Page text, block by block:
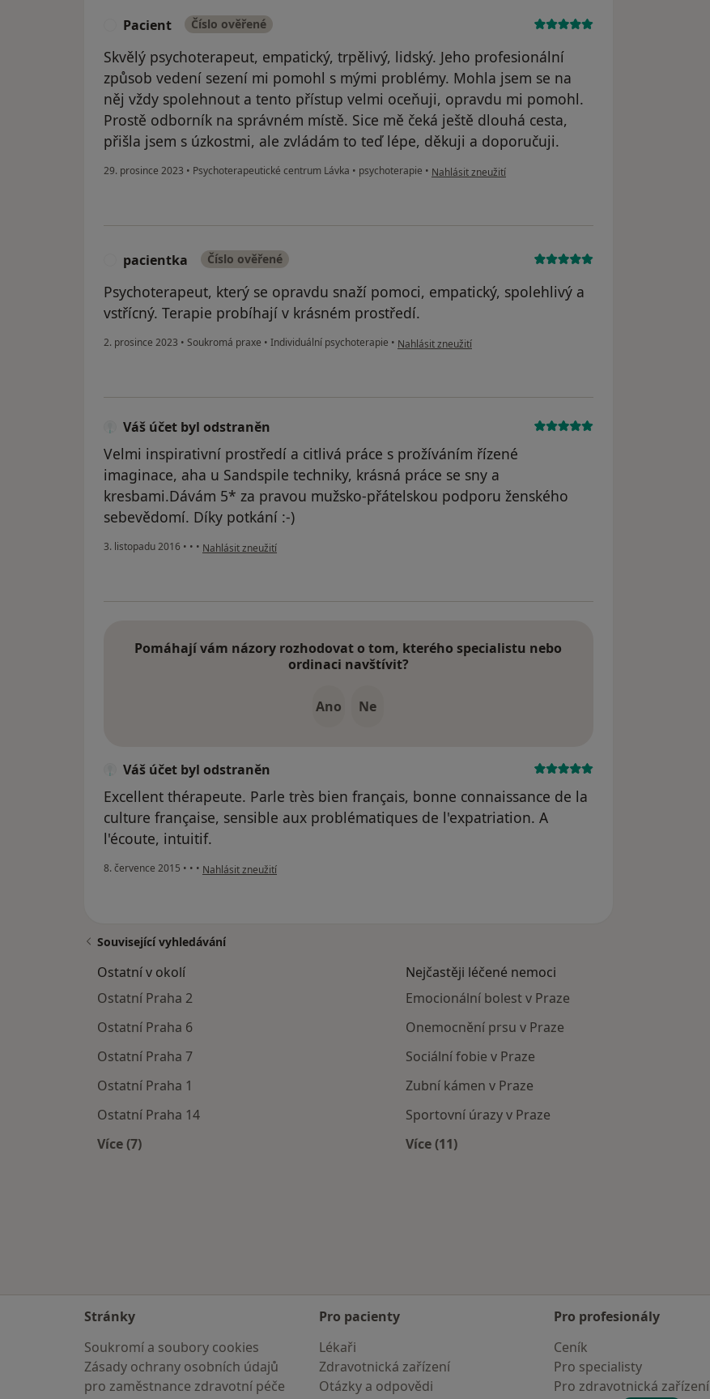
Pacient Číslo ověřené
Skvělý psychoterapeut, empatický, trpělivý, lidský. Jeho profesionální
způsob vedení sezení mi pomohl s mými problémy. Mohla jsem se na
něj vždy spolehnout a tento přístup velmi oceňuji, opravdu mi pomohl.
Prostě odborník na správném místě. Sice mě čeká ještě dlouhá cesta,
přišla jsem s úzkostmi, ale zvládám to teď lépe, děkuji a doporučuji.
29. prosince 2023 • Psychoterapeutické centrum Lávka • psychoterapie • podle názoru uživatele Pacient
Nahlásit zneužití
pacientka Číslo ověřené
Psychoterapeut, který se opravdu snaží pomoci, empatický, spolehlivý a
vstřícný. Terapie probíhají v krásném prostředí.
2. prosince 2023 • Soukromá praxe • Individuální psychoterapie • podle názoru uživatele pacientka
Nahlásit zneužití
Váš účet byl odstraněn
Velmi inspirativní prostředí a citlivá práce s prožíváním řízené
imaginace, aha u Sandspile techniky, krásná práce se sny a
kresbami.Dávám 5* za pravou mužsko-přátelskou podporu ženského
sebevědomí. Díky potkání :-)
3. listopadu 2016 • • • podle názoru uživatele Váš účet byl odstraněn
Nahlásit zneužití
Pomáhají vám názory rozhodovat o tom, kterého specialistu nebo
ordinaci navštívit?
Ano Ne
Váš účet byl odstraněn
Excellent thérapeute. Parle très bien français, bonne connaissance de la
culture française, sensible aux problématiques de l'expatriation. A
l'écoute, intuitif.
8. července 2015 • • • podle názoru uživatele Váš účet byl odstraněn
Nahlásit zneužití
Související vyhledávání
Ostatní v okolí
Ostatní Praha 2
Ostatní Praha 6
Ostatní Praha 7
Ostatní Praha 1
Ostatní Praha 14
Více (7)
Nejčastěji léčené nemoci
Emocionální bolest v Praze
Onemocnění prsu v Praze
Sociální fobie v Praze
Zubní kámen v Praze
Sportovní úrazy v Praze
Více (11)
Stránky
Soukromí a soubory cookies
Zásady ochrany osobních údajů
pro zaměstnance zdravotní péče
Pro pacienty
Lékaři
Zdravotnická zařízení
Otázky a odpovědi
Pro profesionály
Ceník
Pro specialisty
Pro zdravotnická zařízení